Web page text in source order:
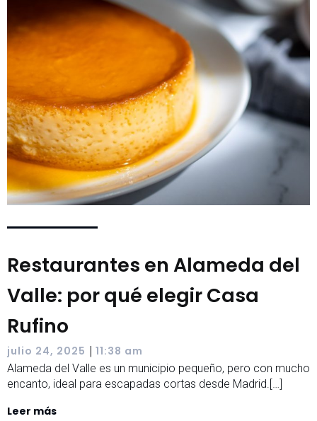
Restaurantes en Alameda del
Valle: por qué elegir Casa
Rufino
julio 24, 2025 | 11:38 am
Alameda del Valle es un municipio pequeño, pero con mucho
encanto, ideal para escapadas cortas desde Madrid.[…]
Leer más